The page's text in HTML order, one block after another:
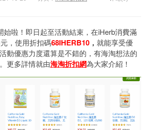
始啦！即日起至活動結束，在iHerb消費滿
，使用折扣碼68IHERB10 ， 就能享受優
動優惠力度還算是不錯的，有海淘想法的
更多詳情就由海淘折扣網為大家介紹！